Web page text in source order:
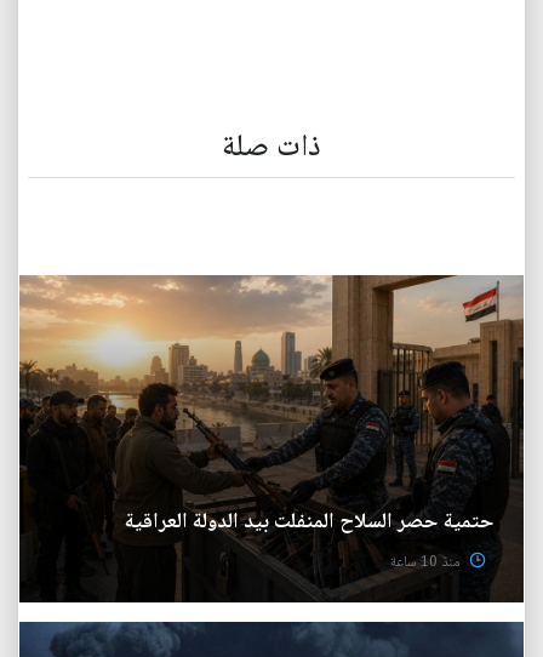
ذات صلة
حتمية حصر السلاح المنفلت بيد الدولة العراقية
منذ 10 ساعة